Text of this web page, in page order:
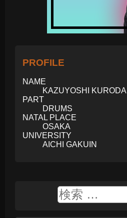
PROFILE
NAME
KAZUYOSHI KURODA
PART
DRUMS
NATAL PLACE
OSAKA
UNIVERSITY
AICHI GAKUIN